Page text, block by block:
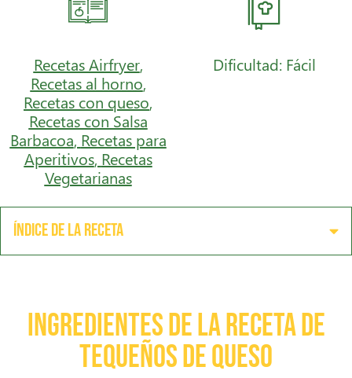
Recetas Airfryer,
Recetas al horno,
Recetas con queso,
Recetas con Salsa
Barbacoa, Recetas para
Aperitivos, Recetas
Vegetarianas
Dificultad: Fácil
Índice de la receta
Ingredientes de la receta de
Tequeños de Queso